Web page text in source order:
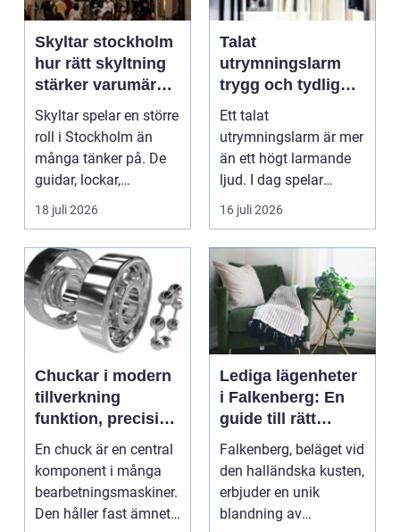
Skyltar stockholm
hur rätt skyltning
stärker varumärket
i stadsmiljön
Skyltar spelar en större
roll i Stockholm än
många tänker på. De
guidar, lockar,
inspirerar och skap...
18 juli 2026
Talat
utrymningslarm
trygg och tydlig
vägledning vid kris
Ett talat
utrymningslarm är mer
än ett högt larmande
ljud. I dag spelar
tydliga
a...
16 juli 2026
Chuckar i modern
tillverkning
funktion, precision
och smarta val
En chuck är en central
komponent i många
bearbetningsmaskiner.
Den håller fast ämnet
Lediga lägenheter
i Falkenberg: En
guide till rätt
bostad för dig
Falkenberg, beläget vid
den halländska kusten,
erbjuder en unik
blandning av